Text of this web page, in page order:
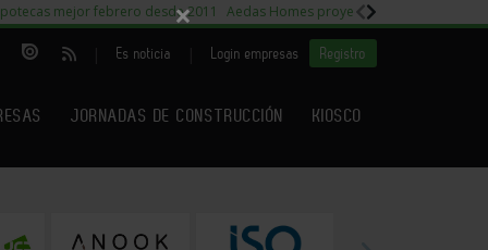
mejor febrero desde 2011 Aedas Homes proyecto Fiora
Es noticia Login empresas Registro
JORNADAS DE CONSTRUCCIÓN KIOSCO
×